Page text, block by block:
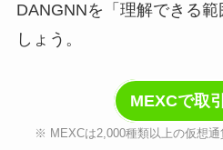
DANGNNを「理解できる
しょう。
MEXCで取
※ MEXCは2,000種類以上の仮想